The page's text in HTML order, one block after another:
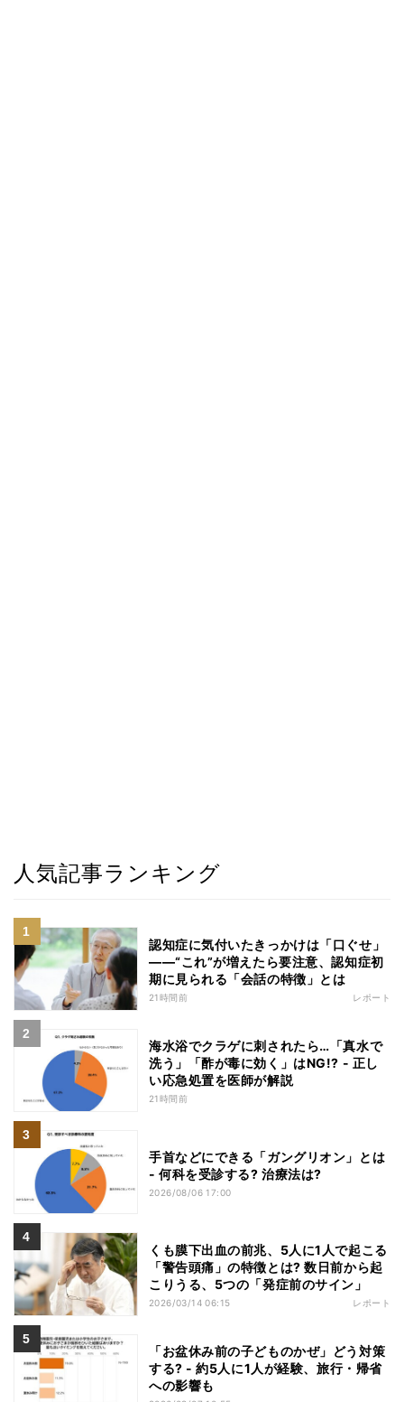
人気記事ランキング
認知症に気付いたきっかけは「口ぐせ」
――“これ”が増えたら要注意、認知症初
期に見られる「会話の特徴」とは
21時間前 レポート
海水浴でクラゲに刺されたら…「真水で
洗う」「酢が毒に効く」はNG!? - 正し
い応急処置を医師が解説
21時間前
手首などにできる「ガングリオン」とは
- 何科を受診する? 治療法は?
2026/08/06 17:00
くも膜下出血の前兆、5人に1人で起こる
「警告頭痛」の特徴とは? 数日前から起
こりうる、5つの「発症前のサイン」
2026/03/14 06:15 レポート
「お盆休み前の子どものかぜ」どう対策
する? - 約5人に1人が経験、旅行・帰省
への影響も